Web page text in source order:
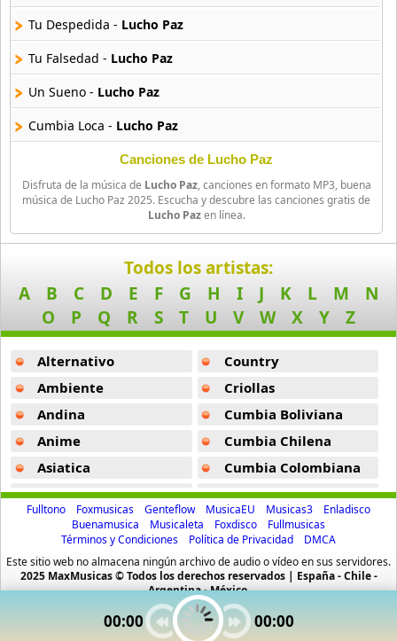
Alma Surena
17 músicas online
Alquimia
64 músicas online
Amadeus
20 músicas online
Amar Azul
Amaya Hermanos
America Del Sur
20 músicas online
Americo
Americo y la Nueva Alegria
27 músicas online
Amerikan Sound
38 músicas online
Ana Maria Proano
86 músicas online
Ana Maria Proano
00:00 00:00
Tu Despedida - Lucho Paz
Tu Falsedad - Lucho Paz
Un Sueno - Lucho Paz
Cumbia Loca - Lucho Paz
Que Levante Las Manos -Lucho Paz
Aqui En El Bar -Lucho Paz
Canciones de Lucho Paz
Disfruta de la música de Lucho Paz, canciones en formato MP3, buena
música de Lucho Paz 2025. Escucha y descubre las canciones gratis de
Lucho Pazen línea.
Todos los artistas:
A
B C D E F G H I J K L M
N
O
P Q R S T U V W X Y Z
Alternativo
Ambiente
Andina
Anime
Asiatica
Atevip
Bachatas
Baladas
Baladas De Oro
Country
Criollas
Cumbia Boliviana
Cumbia Chilena
Cumbia Colombiana
Cumbia Ecuatoriana
Cumbia Mexicana
Cumbia Pop
Cumbia Surena
Cumbias
CumbiaSur
Fulltono Foxmusicas Genteflow MusicaEU Musicas3
Enladisco
Buenamusica
Musicaleta Foxdisco
Fullmusicas
Términos y Condiciones
Política de Privacidad
DMCA
Este sitio web no almacena ningún archivo de audio o vídeo en sus servidores.
2025 MaxMusicas © Todos los derechos reservados | España - Chile -
Argentina - México.